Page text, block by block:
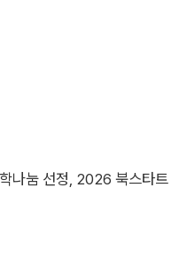
나눔 선정, 2026 북스타트